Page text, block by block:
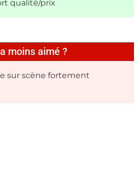
qualité/prix
moins aimé ?
sur scène fortement